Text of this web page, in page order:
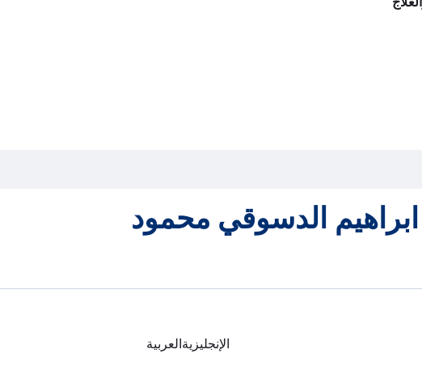
الدسوقي محمود
الإنجليزية العربية